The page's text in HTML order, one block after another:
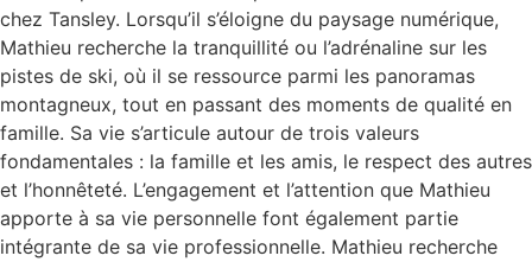
chez Tansley. Lorsqu’il s’éloigne du paysage numérique,
Mathieu recherche la tranquillité ou l’adrénaline sur les
pistes de ski, où il se ressource parmi les panoramas
montagneux, tout en passant des moments de qualité en
famille. Sa vie s’articule autour de trois valeurs
fondamentales : la famille et les amis, le respect des autres
et l’honnêteté. L’engagement et l’attention que Mathieu
apporte à sa vie personnelle font également partie
intégrante de sa vie professionnelle. Mathieu recherche